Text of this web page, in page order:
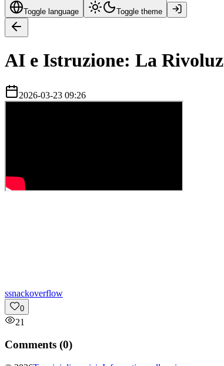
Toggle language Toggle theme
AI e Istruzione: La
2026-03-23 09:26
ssnackoverflow
0
21
Comments (0)